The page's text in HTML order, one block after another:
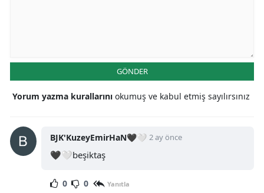
GÖNDER
Yorum yazma kurallarını okumuş ve kabul etmiş sayılırsınız
BJK'KuzeyEmirHaN🖤🤍 2 ay önce
🖤🤍beşiktaş
0 0 Yanıtla